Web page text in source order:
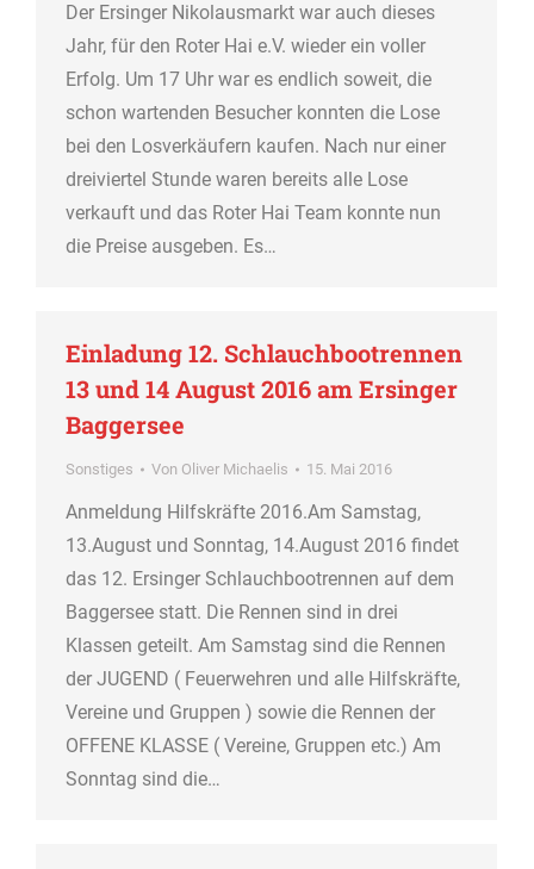
Der Ersinger Nikolausmarkt war auch dieses
Jahr, für den Roter Hai e.V. wieder ein voller
Erfolg. Um 17 Uhr war es endlich soweit, die
schon wartenden Besucher konnten die Lose
bei den Losverkäufern kaufen. Nach nur einer
dreiviertel Stunde waren bereits alle Lose
verkauft und das Roter Hai Team konnte nun
die Preise ausgeben. Es…
Einladung 12. Schlauchbootrennen
13 und 14 August 2016 am Ersinger
Baggersee
Sonstiges Von Oliver Michaelis 15. Mai 2016
Anmeldung Hilfskräfte 2016.Am Samstag,
13.August und Sonntag, 14.August 2016 findet
das 12. Ersinger Schlauchbootrennen auf dem
Baggersee statt. Die Rennen sind in drei
Klassen geteilt. Am Samstag sind die Rennen
der JUGEND ( Feuerwehren und alle Hilfskräfte,
Vereine und Gruppen ) sowie die Rennen der
OFFENE KLASSE ( Vereine, Gruppen etc.) Am
Sonntag sind die…